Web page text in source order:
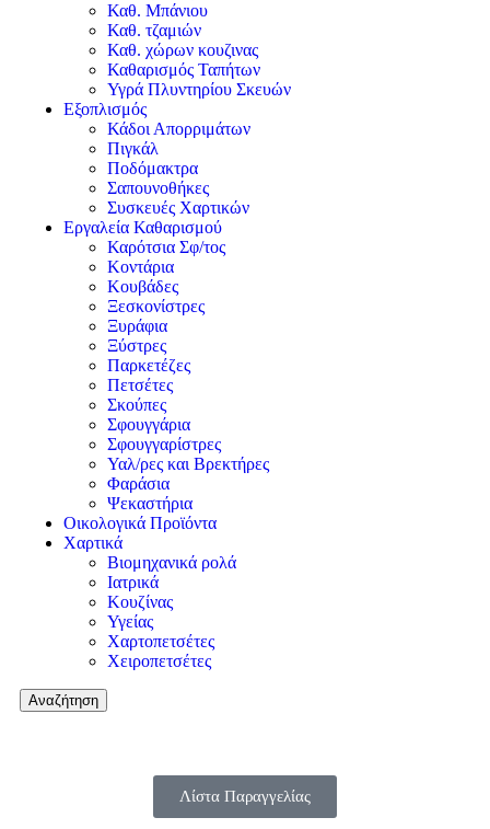
Καθ. Μπάνιου
Καθ. τζαμιών
Καθ. χώρων κουζινας
Καθαρισμός Ταπήτων
Υγρά Πλυντηρίου Σκευών
Εξοπλισμός
Κάδοι Απορριμάτων
Πιγκάλ
Ποδόμακτρα
Σαπουνοθήκες
Συσκευές Χαρτικών
Εργαλεία Καθαρισμού
Καρότσια Σφ/τος
Κοντάρια
Κουβάδες
Ξεσκονίστρες
Ξυράφια
Ξύστρες
Παρκετέζες
Πετσέτες
Σκούπες
Σφουγγάρια
Σφουγγαρίστρες
Υαλ/ρες και Βρεκτήρες
Φαράσια
Ψεκαστήρια
Οικολογικά Προϊόντα
Χαρτικά
Βιομηχανικά ρολά
Ιατρικά
Κουζίνας
Υγείας
Χαρτοπετσέτες
Χειροπετσέτες
Αναζήτηση
Λίστα Παραγγελίας